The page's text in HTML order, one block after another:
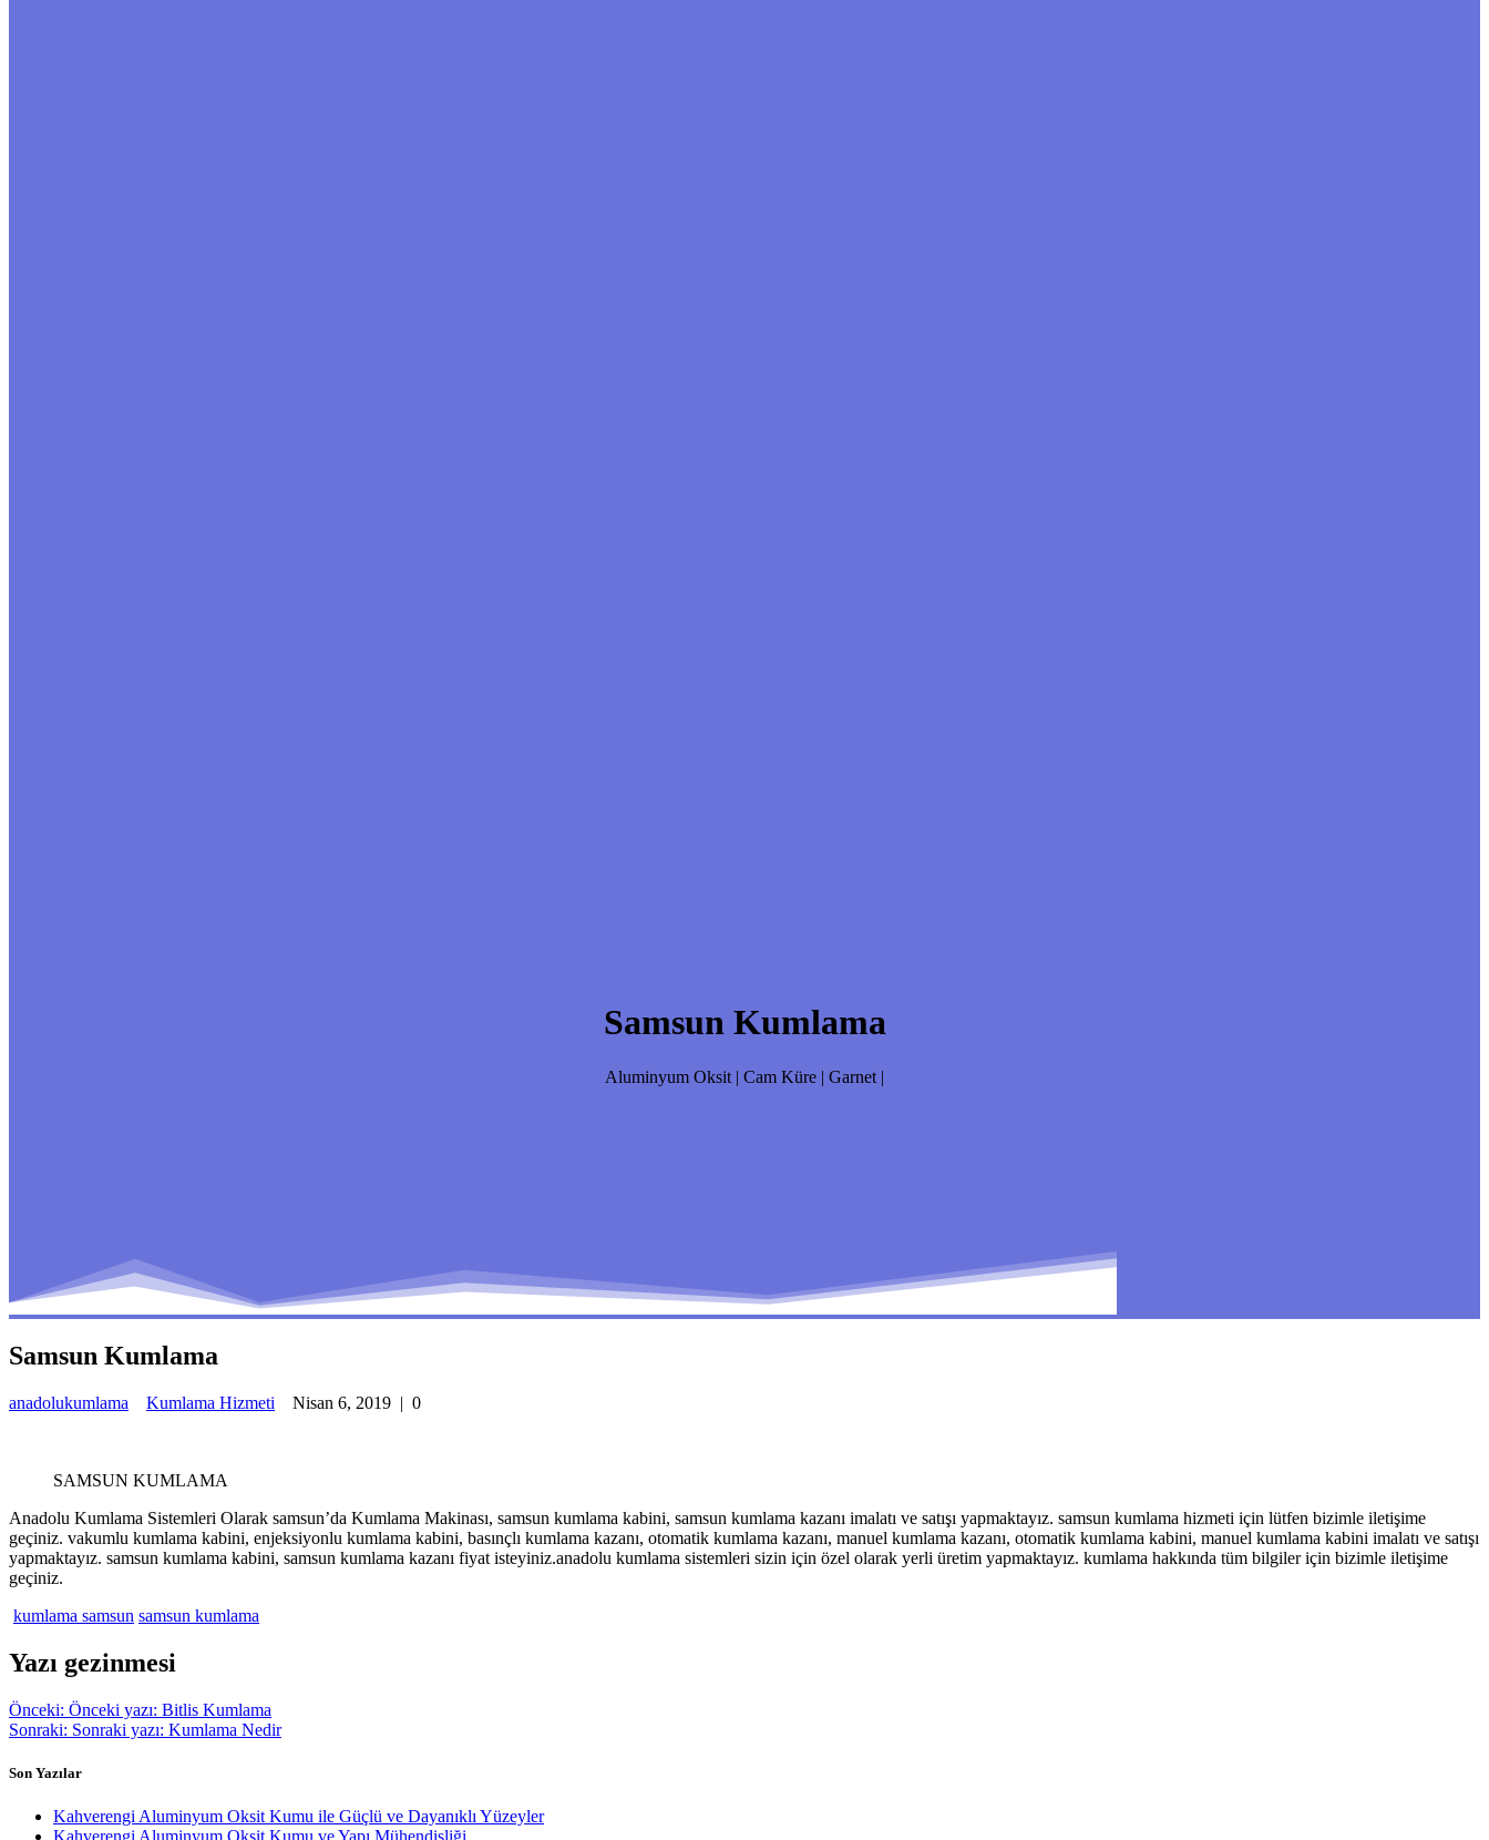
Samsun Kumlama
Aluminyum Oksit | Cam Küre | Garnet |
Samsun Kumlama
anadolukumlama Kumlama Hizmeti Nisan 6, 2019 | 0
SAMSUN KUMLAMA
Anadolu Kumlama Sistemleri Olarak samsun’da Kumlama Makinası, samsun kumlama kabini, samsun kumlama kazanı imalatı ve satışı yapmaktayız. samsun kumlama hizmeti için lütfen bizimle iletişime
geçiniz. vakumlu kumlama kabini, enjeksiyonlu kumlama kabini, basınçlı kumlama kazanı, otomatik kumlama kazanı, manuel kumlama kazanı, otomatik kumlama kabini, manuel kumlama kabini imalatı ve satışı
yapmaktayız. samsun kumlama kabini, samsun kumlama kazanı fiyat isteyiniz.anadolu kumlama sistemleri sizin için özel olarak yerli üretim yapmaktayız. kumlama hakkında tüm bilgiler için bizimle iletişime
geçiniz.
kumlama samsun samsun kumlama
Yazı gezinmesi
Önceki: Önceki yazı: Bitlis Kumlama
Sonraki: Sonraki yazı: Kumlama Nedir
Son Yazılar
Kahverengi Aluminyum Oksit Kumu ile Güçlü ve Dayanıklı Yüzeyler